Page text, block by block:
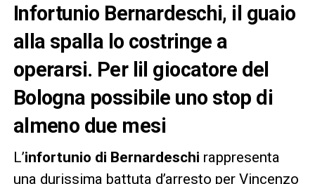
Infortunio Bernardeschi, il guaio
alla spalla lo costringe a
operarsi. Per lil giocatore del
Bologna possibile uno stop di
almeno due mesi
L’infortunio di Bernardeschi rappresenta
una durissima battuta d’arresto per Vincenzo